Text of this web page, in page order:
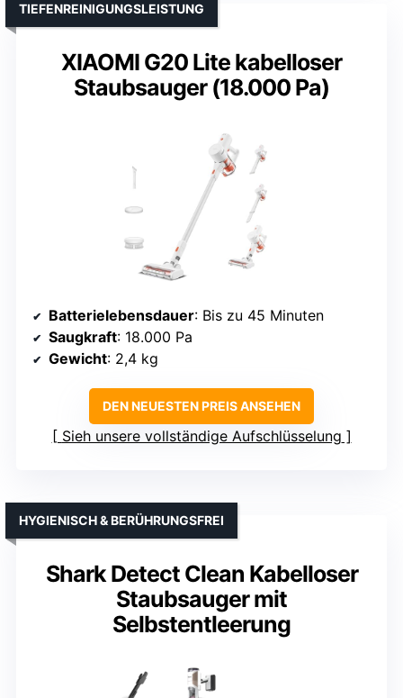
XIAOMI G20 Lite kabelloser
Staubsauger (18.000 Pa)
TIEFENREINIGUNGSLEISTUNG
Batterielebensdauer: Bis zu 45 Minuten
Saugkraft: 18.000 Pa
Gewicht: 2,4 kg
DEN NEUESTEN PREIS ANSEHEN
Sieh unsere vollständige Aufschlüsselung
Shark Detect Clean Kabelloser
Staubsauger mit
Selbstentleerung
HYGIENISCH & BERÜHRUNGSFREI